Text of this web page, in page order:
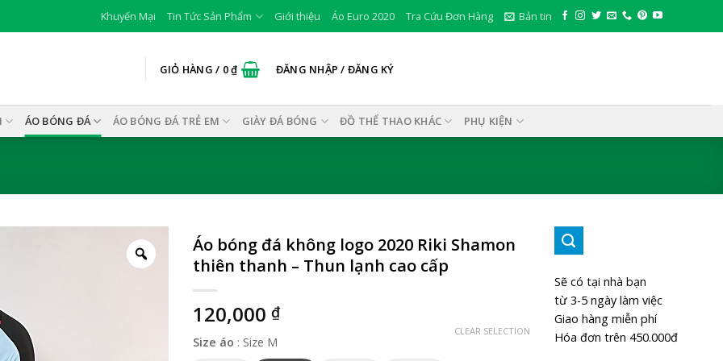
Khuyến Mại Tin Tức Sản Phẩm Giới thiệu Áo Euro 2020 Tra Cứu Đơn Hàng Bản tin
GIỎ HÀNG / 0₫ ĐĂNG NHẬP / ĐĂNG KÝ
ÁO BÓNG ĐÁ ÁO BÓNG ĐÁ TRẺ EM GIÀY ĐÁ BÓNG ĐỒ THỂ THAO KHÁC PHỤ KIỆN
Áo bóng đá không logo 2020 Riki Shamon
thiên thanh – Thun lạnh cao cấp
120,000 ₫
Size áo : Size M
CLEAR SELECTION
Sẽ có tại nhà bạn
từ 3-5 ngày làm việc
Giao hàng miễn phí
Hóa đơn trên 450.000đ